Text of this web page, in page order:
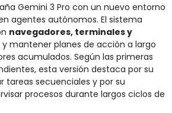
Gemini 3 Pro con un nuevo entorno
agentes autónomos. El sistema
navegadores, terminales y
y mantener planes de acción a largo
acumulados. Según las primeras
esta versión destaca por su
tareas secuenciales y por su
procesos durante largos ciclos de